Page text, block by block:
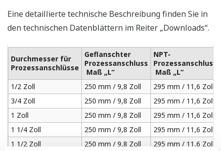
Eine detaillierte technische Beschreibung finden Sie in
den technischen Datenblättern im Reiter „Downloads“.
Durchmesser für
Prozessanschlüsse
Geflanschter
Prozessanschluss
Maß „L“
NPT-
Prozessanschluss
Maß „L“
1/2 Zoll
250 mm / 9,8 Zoll
295 mm / 11,6 Zoll
3/4 Zoll
250 mm / 9,8 Zoll
295 mm / 11,6 Zoll
1 Zoll
250 mm / 9,8 Zoll
295 mm / 11,6 Zoll
1 1/4 Zoll
250 mm / 9,8 Zoll
295 mm / 11,6 Zoll
1 1/2 Zoll
250 mm / 9,8 Zoll 295 mm / 11,6 Zoll